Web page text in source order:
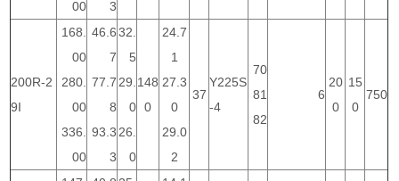
00
3
200R-2
9I
168.
00
280.
00
336.
00
46.6
7
77.7
8
93.3
3
32.
5
29.
0
26.
0
148
0
24.7
1
27.3
0
29.0
2
37
Y225S
-4
70
81
82
6
20
0
15
0
750